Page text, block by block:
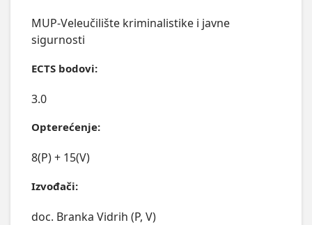
MUP-Veleučilište kriminalistike i javne
sigurnosti
ECTS bodovi:
3.0
Opterećenje:
8(P) + 15(V)
Izvođači:
doc. Branka Vidrih (P, V)